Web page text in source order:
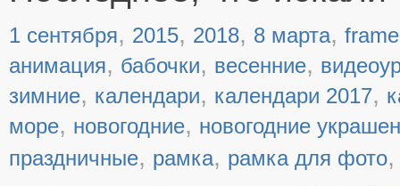
1 сентября, 2015, 2018, 8 марта, frame
анимация, бабочки, весенние,
зимние, календари, календари 2017,
море, новогодние, новогодние
праздничные, рамка, рамка для фото